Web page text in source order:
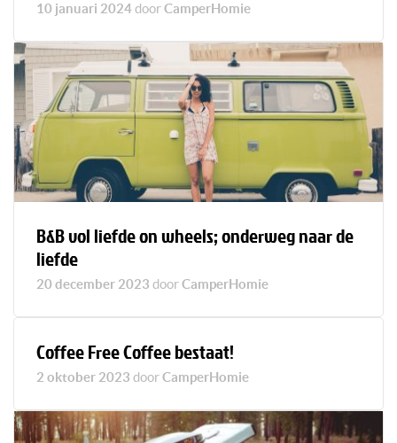
10 januari 2024doorCamperHomie
B&B vol liefde on wheels; onderweg naar de
liefde
20 december 2023 doorCamperHomie
Coffee Free Coffee bestaat!
2 oktober 2023 doorCamperHomie